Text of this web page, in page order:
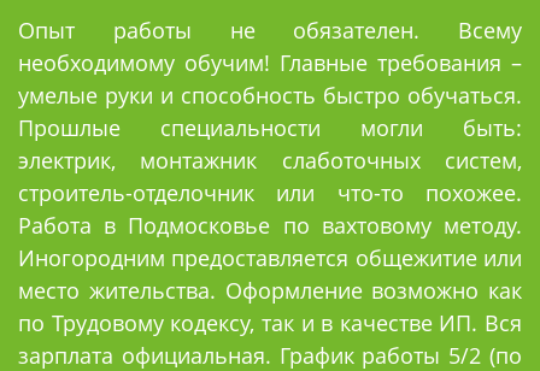
Опыт работы не обязателен. Всему
необходимому обучим! Главные требования –
умелые руки и способность быстро обучаться.
Прошлые специальности могли быть:
электрик, монтажник слаботочных систем,
строитель-отделочник или что-то похожее.
Работа в Подмосковье по вахтовому методу.
Иногородним предоставляется общежитие или
место жительства. Оформление возможно как
по Трудовому кодексу, так и в качестве ИП. Вся
зарплата официальная. График работы 5/2 (по